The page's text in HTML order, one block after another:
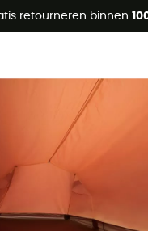
retourneren binnen
-5% EXTRA vanaf 2